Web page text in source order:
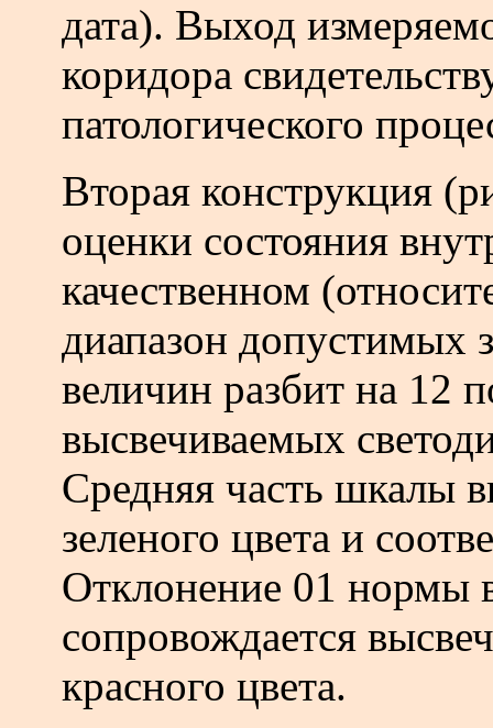
дата). Выход
коридора
патологического
Вторая конструкция
оценки состояния
качественном
диапазон допустимых
величин разбит на 12
высвечиваемых
Средняя часть шкалы
зеленого цвета и
Отклонение 01 нормы
сопровождается
красного цвета.